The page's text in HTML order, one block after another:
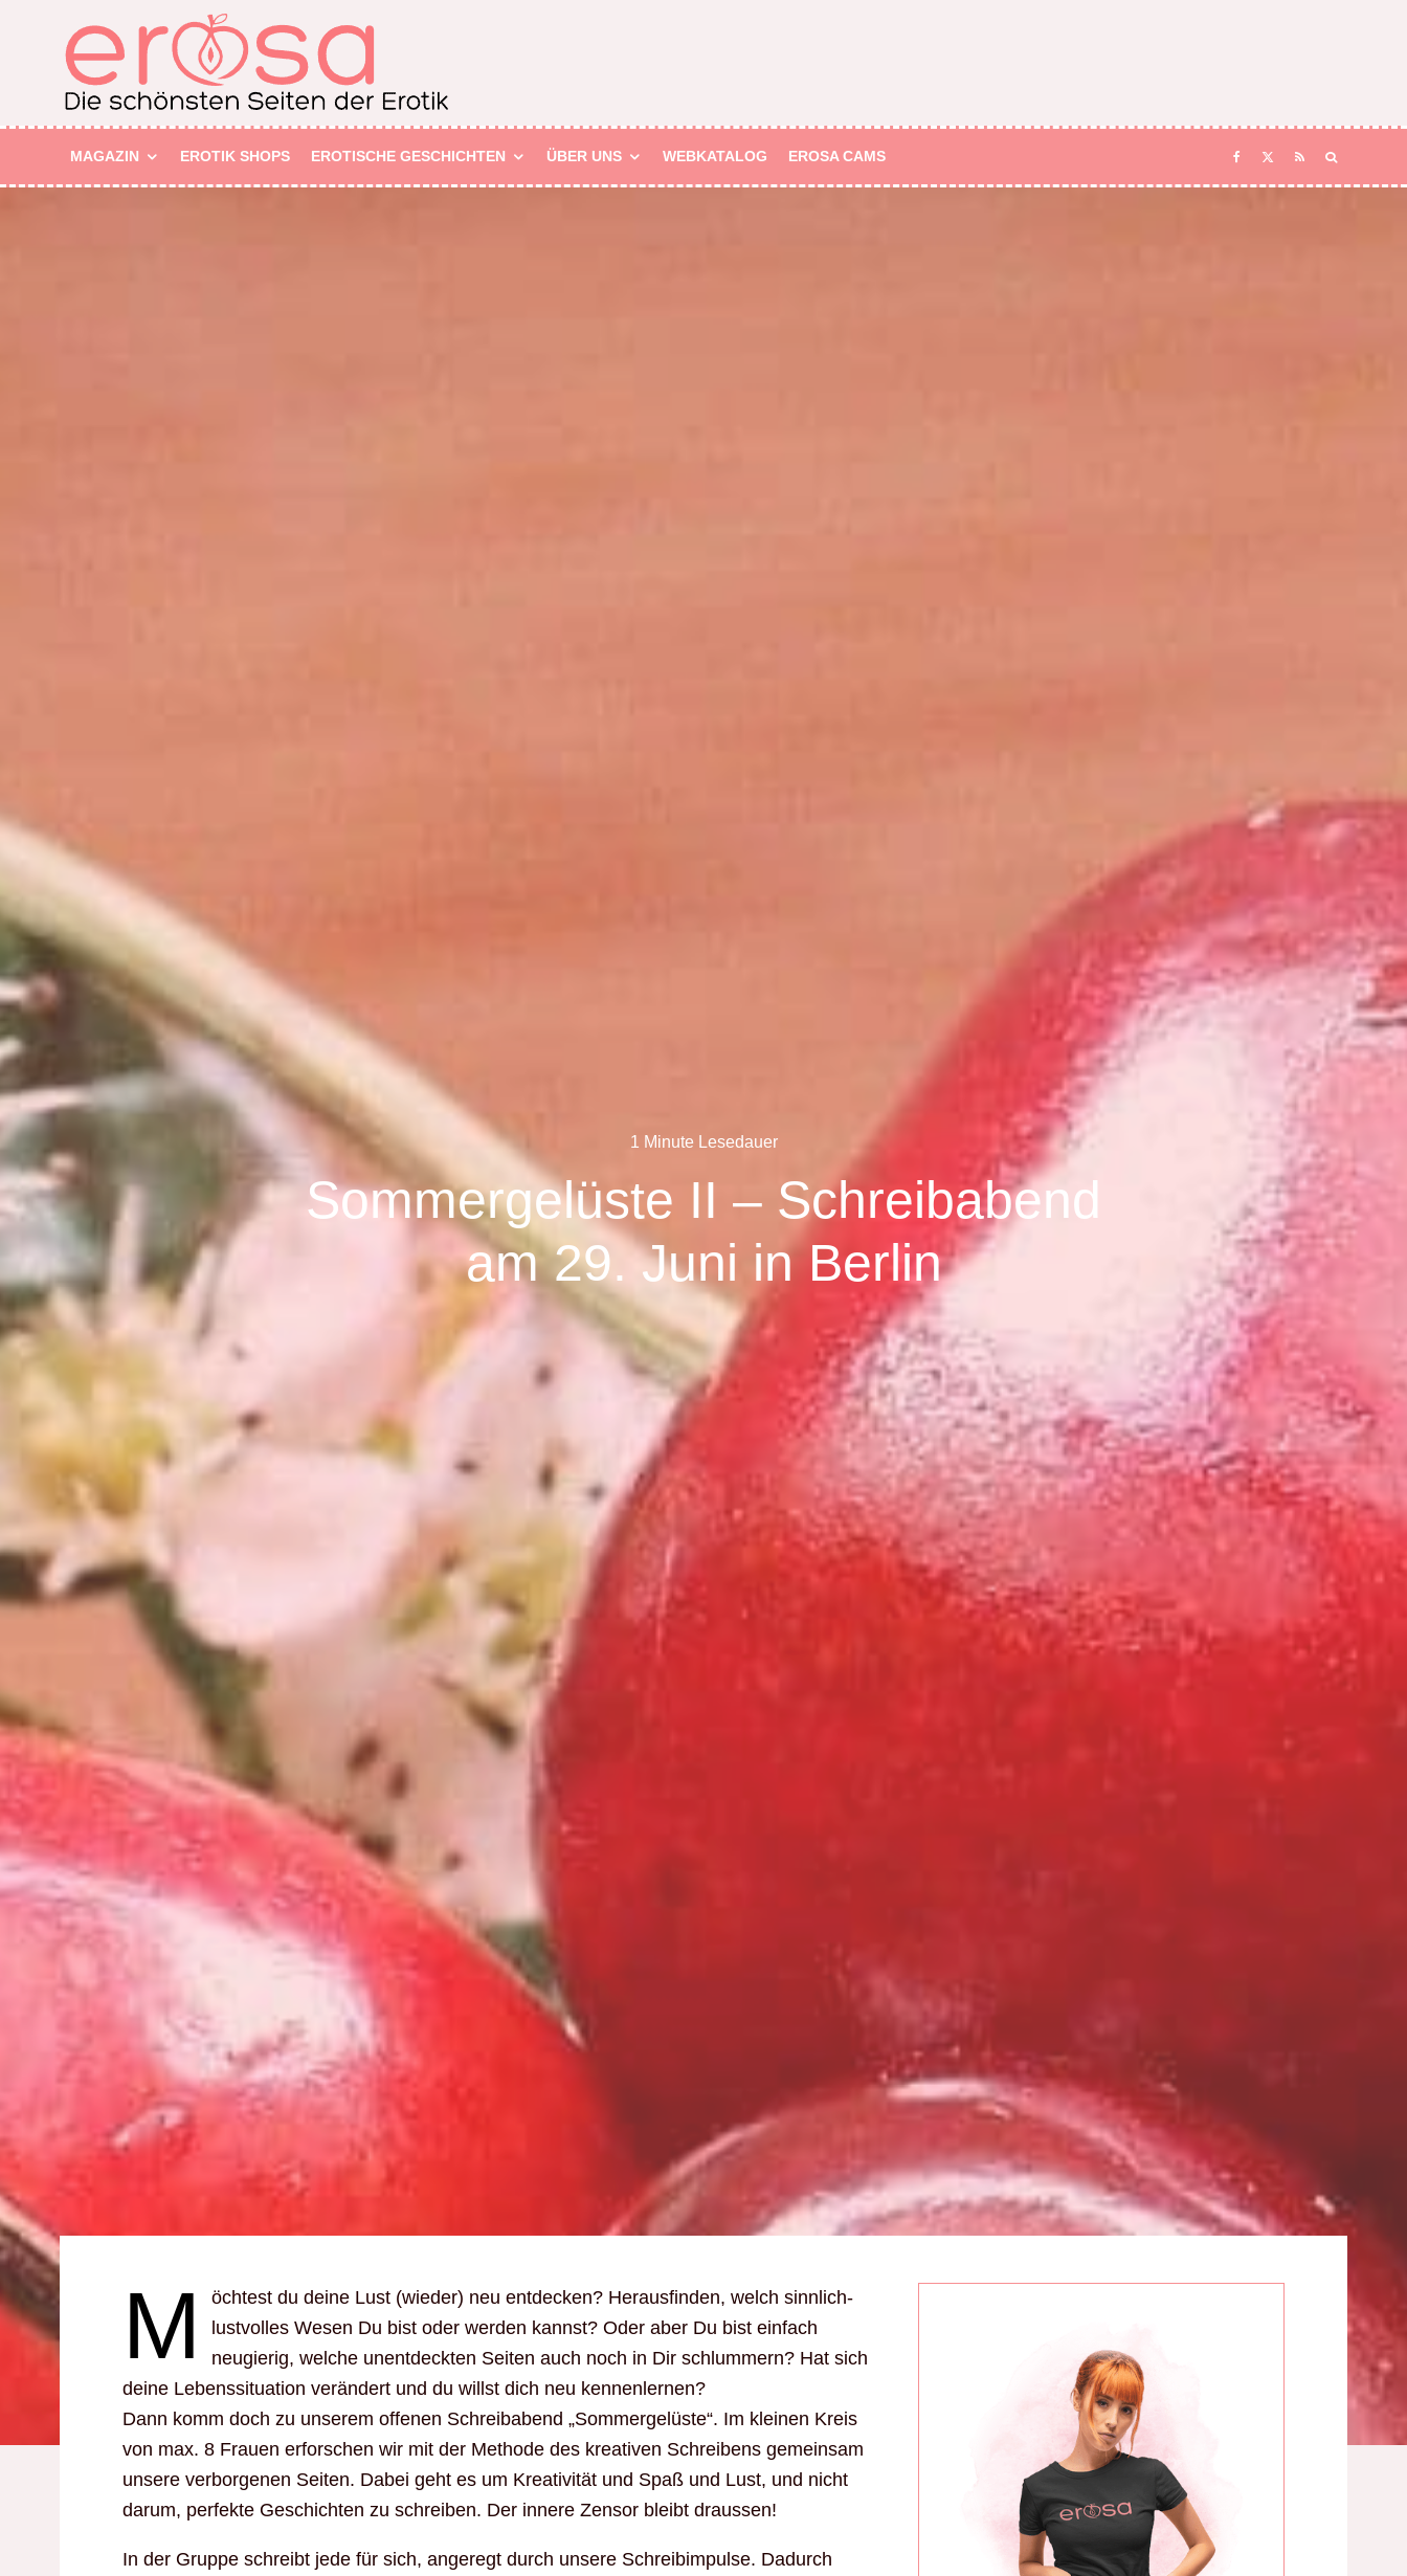
MAGAZIN EROTIK SHOPS EROTISCHE GESCHICHTEN ÜBER UNS WEBKATALOG EROSA CAMS
1 Minute Lesedauer
Sommergelüste II – Schreibabend
am 29. Juni in Berlin
M
öchtest du deine Lust (wieder) neu entdecken? Herausfinden, welch sinnlich-
lustvolles Wesen Du bist oder werden kannst? Oder aber Du bist einfach
neugierig, welche unentdeckten Seiten auch noch in Dir schlummern? Hat sich
deine Lebenssituation verändert und du willst dich neu kennenlernen?
Dann komm doch zu unserem offenen Schreibabend „Sommergelüste“. Im kleinen Kreis
von max. 8 Frauen erforschen wir mit der Methode des kreativen Schreibens gemeinsam
unsere verborgenen Seiten. Dabei geht es um Kreativität und Spaß und Lust, und nicht
darum, perfekte Geschichten zu schreiben. Der innere Zensor bleibt draussen!
In der Gruppe schreibt jede für sich, angeregt durch unsere Schreibimpulse. Dadurch